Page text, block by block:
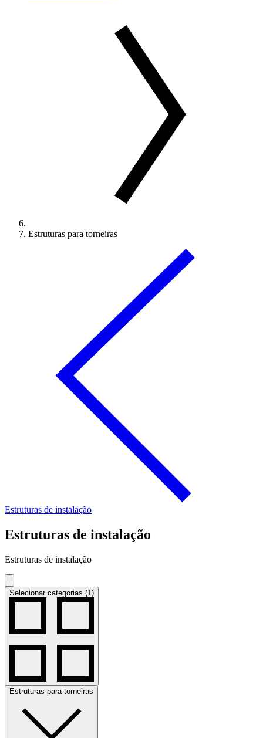
Estruturas para torneiras
Estruturas de instalação
Estruturas de instalação
Estruturas de instalação
Selecionar categorias (1)
Estruturas para torneiras